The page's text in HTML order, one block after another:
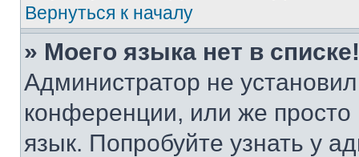
Вернуться к началу
» Моего языка нет в списке!
Администратор не
конференции, или же
язык. Попробуйте узнать у